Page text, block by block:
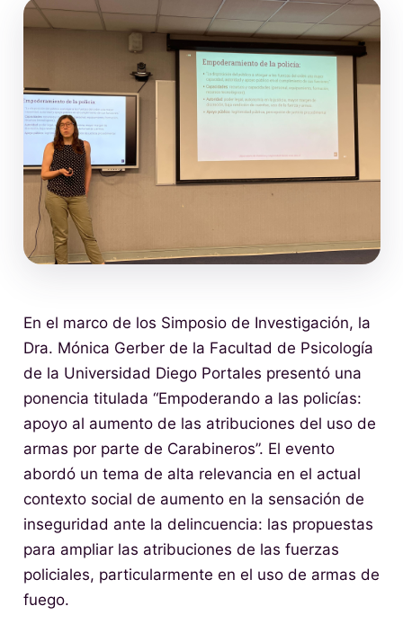
En el marco de los Simposio de Investigación, la
Dra. Mónica Gerber de la Facultad de Psicología
de la Universidad Diego Portales presentó una
ponencia titulada “Empoderando a las policías:
apoyo al aumento de las atribuciones del uso de
armas por parte de Carabineros”. El evento
abordó un tema de alta relevancia en el actual
contexto social de aumento en la sensación de
inseguridad ante la delincuencia: las propuestas
para ampliar las atribuciones de las fuerzas
policiales, particularmente en el uso de armas de
fuego.